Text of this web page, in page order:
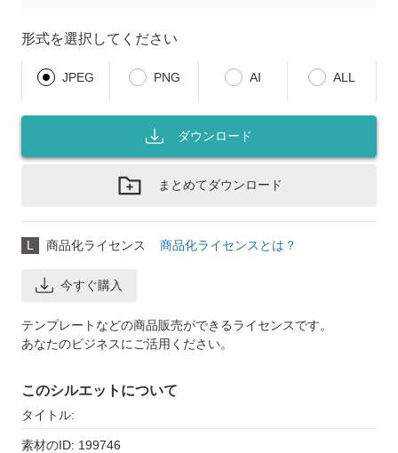
形式を選択してください
JPEG PNG AI ALL
ダウンロード
まとめてダウンロード
L 商品化ライセンス 商品化ライセンスとは？
今すぐ購入
テンプレートなどの商品販売ができるライセンスです。
あなたのビジネスにご活用ください。
このシルエットについて
タイトル:
素材のID: 199746